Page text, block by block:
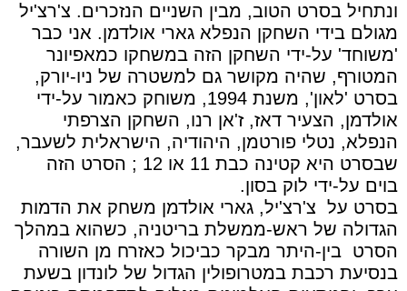
ונתחיל בסרט הטוב, מבין השניים הנזכרים. צ'רצ'יל
מגולם בידי השחקן הנפלא גארי אולדמן. אני כבר
'משוחד' על-ידי השחקן הזה במשחקו כמאפיונר
המטורף, שהיה מקושר גם למשטרה של ניו-יורק,
בסרט 'לאון', משנת 1994, משוחק כאמור על-ידי
אולדמן, הצעיר דאז, ז'אן רנו, השחקן הצרפתי
הנפלא, נטלי פורטמן, היהודיה, הישראלית לשעבר,
שבסרט היא קטינה כבת 11 או 12 ; הסרט הזה
בוים על-ידי לוק בסון.
בסרט על צ'רצ'יל, גארי אולדמן משחק את הדמות
הגדולה של ראש-ממשלת בריטניה, כשהוא במהלך
הסרט בין-היתר מבקר כביכול כאזרח מן השורה
בנסיעת רכבת במטרופולין הגדול של לונדון בשעת